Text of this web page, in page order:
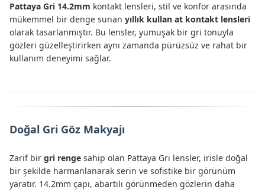
Pattaya Gri 14.2mm kontakt lensleri, stil ve konfor arasında
mükemmel bir denge sunan yıllık kullan at kontakt lensleri
olarak tasarlanmıştır. Bu lensler, yumuşak bir gri tonuyla
gözleri güzelleştirirken aynı zamanda pürüzsüz ve rahat bir
kullanım deneyimi sağlar.
Doğal Gri Göz Makyajı
Zarif bir gri renge sahip olan Pattaya Gri lensler, irisle doğal
bir şekilde harmanlanarak serin ve sofistike bir görünüm
yaratır. 14.2mm çapı, abartılı görünmeden gözlerin daha